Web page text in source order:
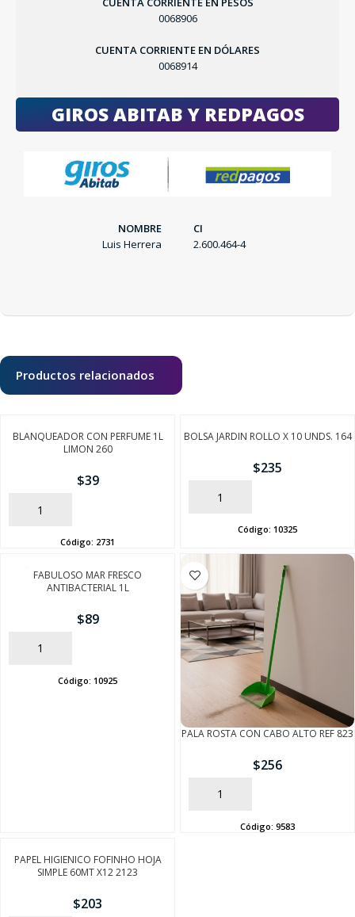
0068906
CUENTA CORRIENTE EN DÓLARES
0068914
GIROS ABITAB Y REDPAGOS
NOMBRE
Luis Herrera
CI
2.600.464-4
Productos relacionados
BLANQUEADOR CON PERFUME 1L
LIMON 260
$39
AÑADIR
Código: 2731
BOLSA JARDIN ROLLO X 10 UNDS. 164
$235
AÑADIR
Código: 10325
FABULOSO MAR FRESCO
ANTIBACTERIAL 1L
$89
AÑADIR
Código: 10925
PALA ROSTA CON CABO ALTO REF 823
$256
AÑADIR
Código: 9583
PAPEL HIGIENICO FOFINHO HOJA
SIMPLE 60MT X12 2123
$203
FINALIZÁ TU COMPRA